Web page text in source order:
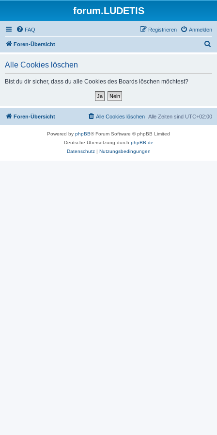
forum.LUDETIS
FAQ Anmelden
Registrieren
Foren-Übersicht
Alle Cookies löschen
Bist du dir sicher, dass du alle Cookies des Boards löschen möchtest?
Foren-Übersicht Alle Zeiten sind UTC+02:00
Alle Cookies löschen
Powered by phpBB® Forum Software © phpBB Limited
Deutsche Übersetzung durch phpBB.de
Datenschutz| Nutzungsbedingungen